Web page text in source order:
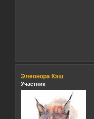
Элеонора Кэш
Участник